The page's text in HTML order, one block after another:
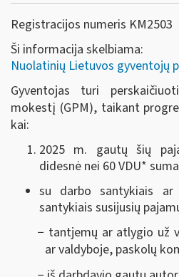
Registracijos numeris KM2503
Ši informacija skelbiama:
Nuolatinių Lietuvos gyventojų
Gyventojas turi
mokestį (GPM), taikant
kai:
2025 m. gautų šių
didesnė nei 60 VDU*
su darbo santykiais
santykiais susijusių
− tantjemų ar atlygio už
ar valdyboje, paskolų